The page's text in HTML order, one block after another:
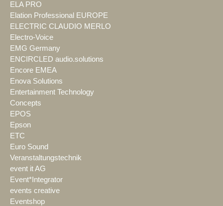
ELA PRO
Elation Professional EUROPE
ELECTRIC CLAUDIO MERLO
Electro-Voice
EMG Germany
ENCIRCLED audio.solutions
Encore EMEA
Enova Solutions
Entertainment Technology
Concepts
EPOS
Epson
ETC
Euro Sound
Veranstaltungstechnik
event it AG
Event*Integrator
events creative
Eventshop